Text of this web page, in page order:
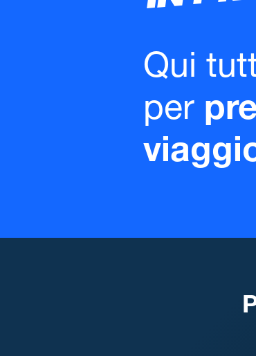
Qui
per